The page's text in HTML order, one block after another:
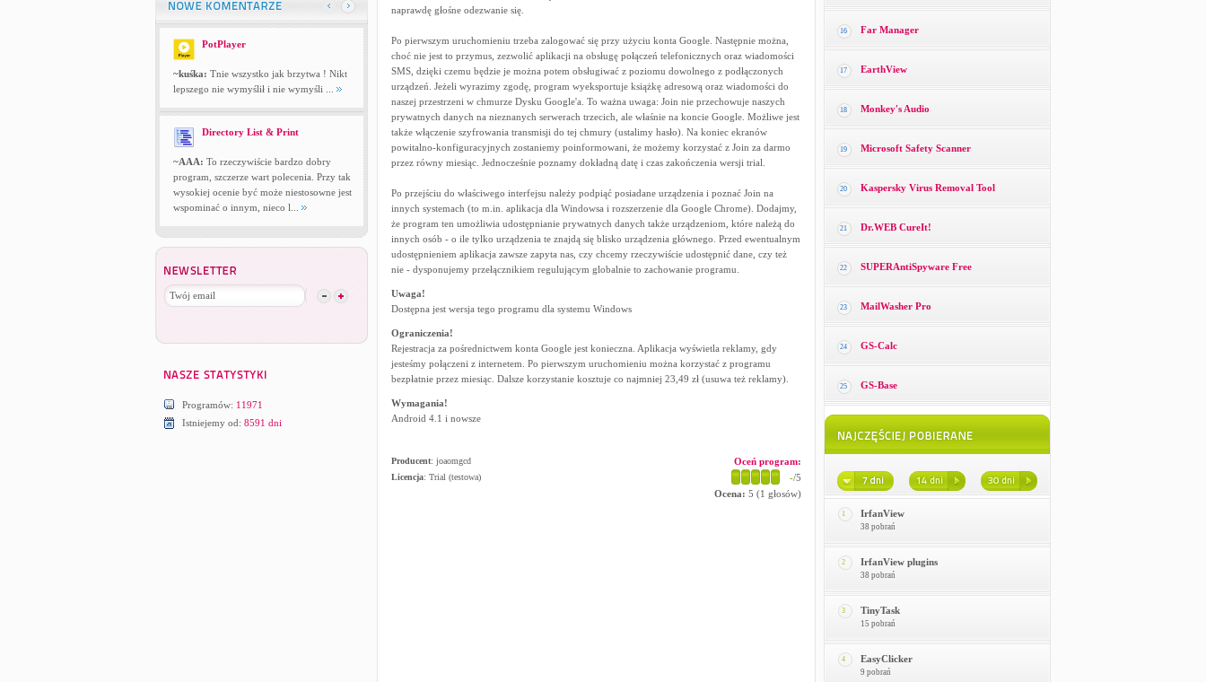
PotPlayer
~kuśka: Tnie wszystko jak brzytwa ! Nikt
lepszego nie wymyślił i nie wymyśli ...
Directory List & Print
~AAA: To rzeczywiście bardzo dobry
program, szczerze wart polecenia. Przy tak
wysokiej ocenie być może niestosowne jest
wspominać o innym, nieco l...
Programów: 11971
Istniejemy od: 8591 dni
naprawdę głośne odezwanie się.
Po pierwszym uruchomieniu trzeba zalogować się przy użyciu konta Google. Następnie można,
choć nie jest to przymus, zezwolić aplikacji na obsługę połączeń telefonicznych oraz wiadomości
SMS, dzięki czemu będzie je można potem obsługiwać z poziomu dowolnego z podłączonych
urządzeń. Jeżeli wyrazimy zgodę, program wyeksportuje książkę adresową oraz wiadomości do
naszej przestrzeni w chmurze Dysku Google'a. To ważna uwaga: Join nie przechowuje naszych
prywatnych danych na nieznanych serwerach trzecich, ale właśnie na koncie Google. Możliwe jest
także włączenie szyfrowania transmisji do tej chmury (ustalimy hasło). Na koniec ekranów
powitalno-konfiguracyjnych zostaniemy poinformowani, że możemy korzystać z Join za darmo
przez równy miesiąc. Jednocześnie poznamy dokładną datę i czas zakończenia wersji trial.
Po przejściu do właściwego interfejsu należy podpiąć posiadane urządzenia i poznać Join na
innych systemach (to m.in. aplikacja dla Windowsa i rozszerzenie dla Google Chrome). Dodajmy,
że program ten umożliwia udostępnianie prywatnych danych także urządzeniom, które należą do
innych osób - o ile tylko urządzenia te znajdą się blisko urządzenia głównego. Przed ewentualnym
udostępnieniem aplikacja zawsze zapyta nas, czy chcemy rzeczywiście udostępnić dane, czy też
nie - dysponujemy przełącznikiem regulującym globalnie to zachowanie programu.
Uwaga!
Dostępna jest wersja tego programu dla systemu Windows
Ograniczenia!
Rejestracja za pośrednictwem konta Google jest konieczna. Aplikacja wyświetla reklamy, gdy
jesteśmy połączeni z internetem. Po pierwszym uruchomieniu można korzystać z programu
bezpłatnie przez miesiąc. Dalsze korzystanie kosztuje co najmniej 23,49 zł (usuwa też reklamy).
Wymagania!
Android 4.1 i nowsze
Producent: joaomgcd
Licencja: Trial (testowa)
Oceń program:
-/5
Ocena: 5 (1 głosów)
16 Far Manager
17 EarthView
18 Monkey′s Audio
19 Microsoft Safety Scanner
20 Kaspersky Virus Removal Tool
21 Dr.WEB CureIt!
22 SUPERAntiSpyware Free
23 MailWasher Pro
24 GS-Calc
25 GS-Base
1 IrfanView
38 pobrań
2 IrfanView plugins
38 pobrań
3 TinyTask
15 pobrań
4 EasyClicker
9 pobrań